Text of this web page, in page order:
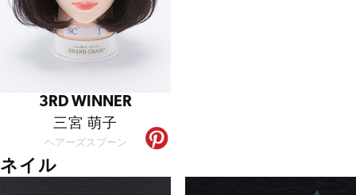
3RD WINNER
三宮 萌子
ヘアーズスプーン
ネイル